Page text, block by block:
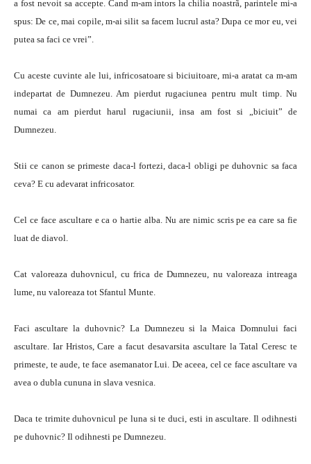
a fost nevoit sa accepte. Cand m-am intors la chilia noastrã, parintele mi-a
spus: De ce, mai copile, m-ai silit sa facem lucrul asta? Dupa ce mor eu, vei
putea sa faci ce vrei”.
Cu aceste cuvinte ale lui, infricosatoare si biciuitoare, mi-a aratat ca m-am
indepartat de Dumnezeu. Am pierdut rugaciunea pentru mult timp. Nu
numai ca am pierdut harul rugaciunii, insa am fost si „biciuit” de
Dumnezeu.
Stii ce canon se primeste daca-l fortezi, daca-l obligi pe duhovnic sa faca
ceva? E cu adevarat infricosator.
Cel ce face ascultare e ca o hartie alba. Nu are nimic scris pe ea care sa fie
luat de diavol.
Cat valoreaza duhovnicul, cu frica de Dumnezeu, nu valoreaza intreaga
lume, nu valoreaza tot Sfantul Munte.
Faci ascultare la duhovnic? La Dumnezeu si la Maica Domnului faci
ascultare. Iar Hristos, Care a facut desavarsita ascultare la Tatal Ceresc te
primeste, te aude, te face asemanator Lui. De aceea, cel ce face ascultare va
avea o dubla cununa in slava vesnica.
Daca te trimite duhovnicul pe luna si te duci, esti in ascultare. Il odihnesti
pe duhovnic? Il odihnesti pe Dumnezeu.